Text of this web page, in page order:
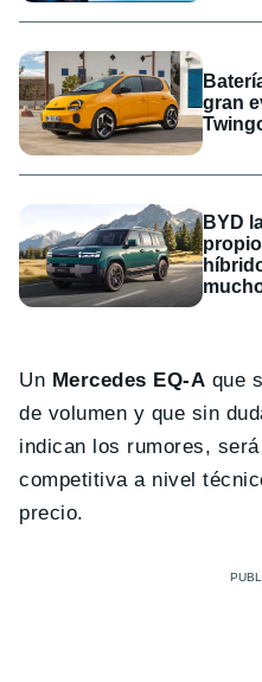
gran
BYD
Un Mercedes EQ-A que
de volumen y que sin
indican los rumores,
competitiva a nivel
precio.